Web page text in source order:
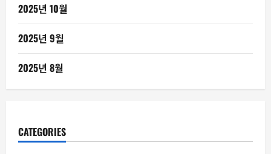
2025년 10월
2025년 9월
2025년 8월
CATEGORIES